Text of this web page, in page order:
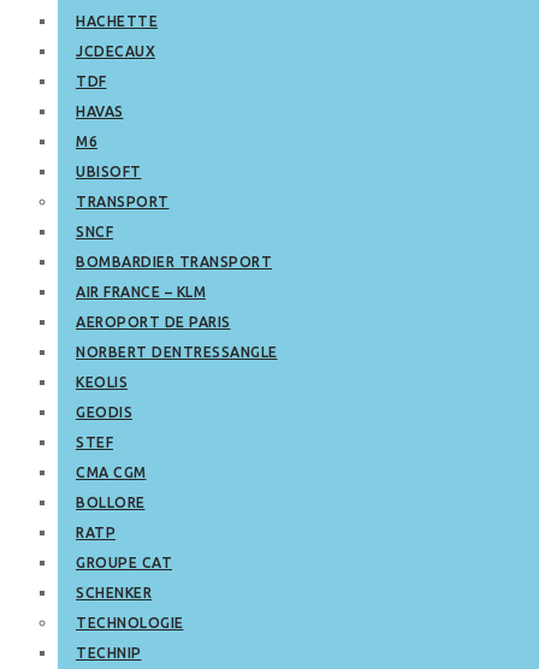
HACHETTE
JCDECAUX
TDF
HAVAS
M6
UBISOFT
TRANSPORT
SNCF
BOMBARDIER TRANSPORT
AIR FRANCE – KLM
AEROPORT DE PARIS
NORBERT DENTRESSANGLE
KEOLIS
GEODIS
STEF
CMA CGM
BOLLORE
RATP
GROUPE CAT
SCHENKER
TECHNOLOGIE
TECHNIP